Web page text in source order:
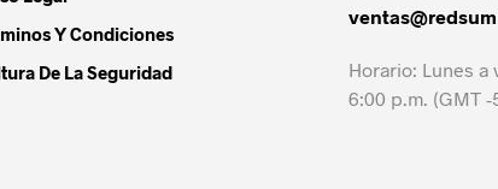
Y Condiciones
De La Seguridad
Horario: Lunes a
6:00 p.m. (GMT -